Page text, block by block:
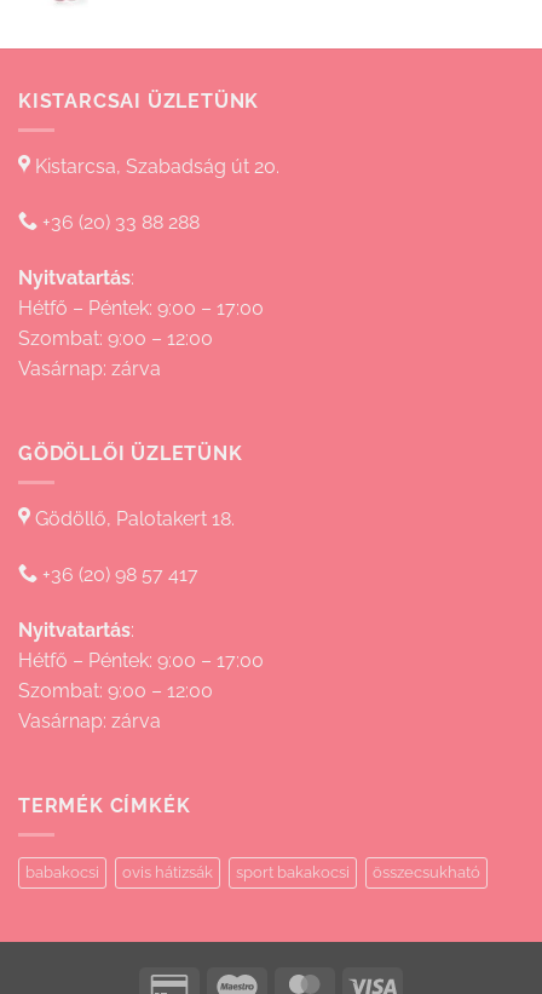
KISTARCSAI ÜZLETÜNK
Kistarcsa, Szabadság út 20.
+36 (20) 33 88 288
Nyitvatartás:
Hétfő – Péntek: 9:00 – 17:00
Szombat: 9:00 – 12:00
Vasárnap: zárva
GÖDÖLLŐI ÜZLETÜNK
Gödöllő, Palotakert 18.
+36 (20) 98 57 417
Nyitvatartás:
Hétfő – Péntek: 9:00 – 17:00
Szombat: 9:00 – 12:00
Vasárnap: zárva
TERMÉK CÍMKÉK
babakocsi ovis hátizsák sport bakakocsi összecsukható
Credit Maestro MasterCard